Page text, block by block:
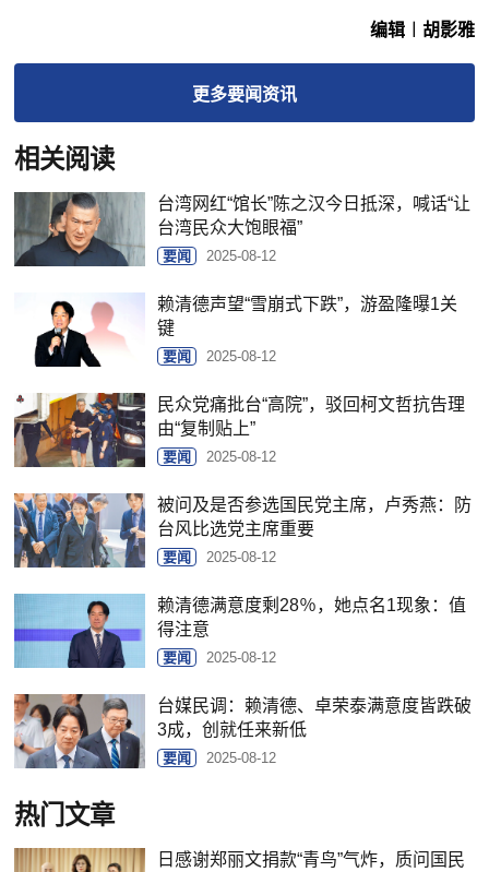
编辑︱胡影雅
更多要闻资讯
相关阅读
台湾网红“馆长”陈之汉今日抵深，喊话“让
台湾民众大饱眼福”
要闻 2025-08-12
赖清德声望“雪崩式下跌”，游盈隆曝1关
键
要闻 2025-08-12
民众党痛批台“高院”，驳回柯文哲抗告理
由“复制贴上”
要闻 2025-08-12
被问及是否参选国民党主席，卢秀燕：防
台风比选党主席重要
要闻 2025-08-12
赖清德满意度剩28％，她点名1现象：值
得注意
要闻 2025-08-12
台媒民调：赖清德、卓荣泰满意度皆跌破
3成，创就任来新低
要闻 2025-08-12
热门文章
日感谢郑丽文捐款“青鸟”气炸，质问国民